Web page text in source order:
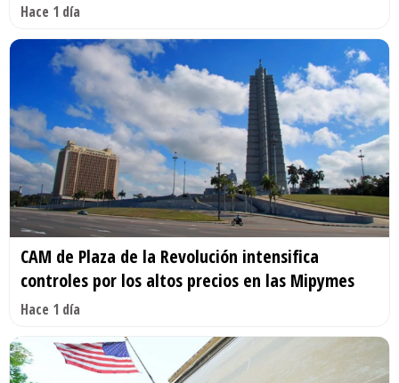
Hace 1 día
CAM de Plaza de la Revolución intensifica
controles por los altos precios en las Mipymes
Hace 1 día